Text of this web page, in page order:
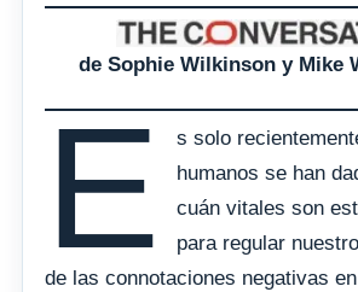
de Sophie Wilkinson y Mike
E
s solo
humanos se han
cuán vitales son
para regular
de las connotaciones negativas